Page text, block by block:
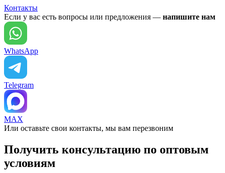
Контакты
Если у вас есть вопросы или предложения — напишите нам
WhatsApp
Telegram
MAX
Или оставьте свои контакты, мы вам перезвоним
Получить консультацию по оптовым
условиям